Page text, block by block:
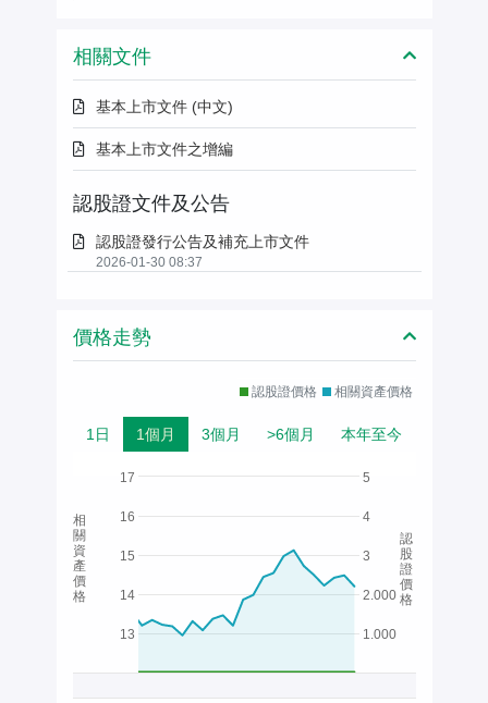
相關文件
基本上市文件 (中文)
基本上市文件之增編
認股證文件及公告
認股證發行公告及補充上市文件
2026-01-30 08:37
價格走勢
認股證價格 相關資產價格
1日 1個月 3個月 >6個月 本年至今
14
16
13
15
17
1.000
2.000
3
4
5
相
關
資
產
價
格
認
股
證
價
格